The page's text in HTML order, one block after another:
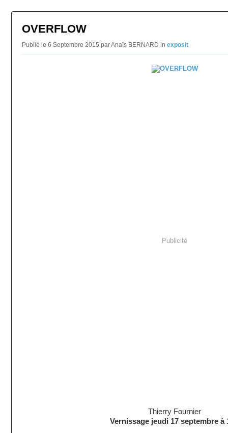
OVERFLOW
Publié le 6 Septembre 2015 par Anaïs BERNARD in exposit
Publicité
Thierry Fournier
Vernissage jeudi 17 septembre à